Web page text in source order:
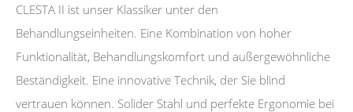
CLESTA II ist unser Klassiker unter den
Behandlungseinheiten. Eine Kombination von hoher
Funktionalität, Behandlungskomfort und außergewöhnliche
Beständigkeit. Eine innovative Technik, der Sie blind
vertrauen können. Solider Stahl und perfekte Ergonomie bei